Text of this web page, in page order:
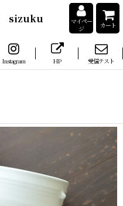
sizuku
マイペー
ジ
カート
Instagram HP 受信テスト